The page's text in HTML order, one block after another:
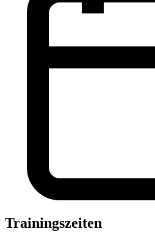
Trainingszeiten